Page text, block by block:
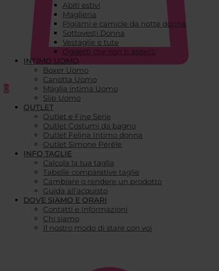
0
Abiti estivi
Maglieria
Pigiami e camicie da notte donna
Sottovesti Donna
Vestaglie e tute
Oggetti che non ti aspetti
INTIMO UOMO
Boxer Uomo
Canotta Uomo
Maglia intima Uomo
Slip Uomo
OUTLET
Outlet e Fine Serie
Outlet Costumi da bagno
Outlet Felina Intimo donna
Outlet Simone Pérèle
INFO TAGLIE
Calcola la tua taglia
Tabelle comparative taglie
Cambiare o rendere un prodotto
Guida all’acquisto
DOVE SIAMO E ORARI
Contatti e Informazioni
Chi siamo
Il nostro modo di stare con voi